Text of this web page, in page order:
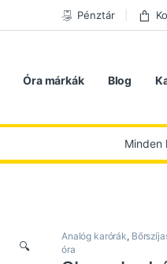
Pénztár
Óra márkák Blog
🔍
Analóg karórák,
óra